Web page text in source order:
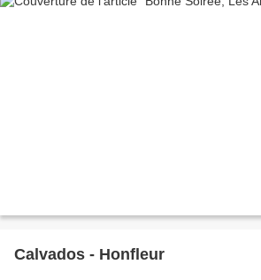
Calvados - Honfleur